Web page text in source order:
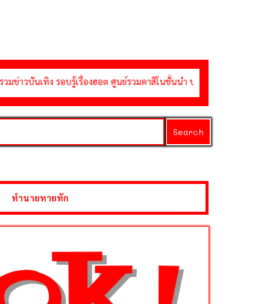
รู้เรื่องฮอต ศูนย์รวมคาสิโนชั้นนำ บาคาร่า สล็อต รูเล็ต ยิงปลา คาสิ
Search
ทำนายทายทัก